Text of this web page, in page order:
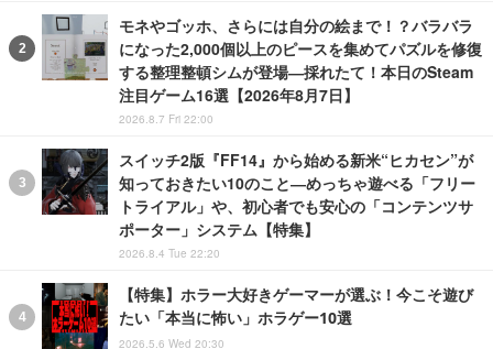
モネやゴッホ、さらには自分の絵まで！？バラバラ
になった2,000個以上のピースを集めてパズルを修復
する整理整頓シムが登場―採れたて！本日のSteam
注目ゲーム16選【2026年8月7日】
2026.8.7 Fri 22:00
スイッチ2版『FF14』から始める新米“ヒカセン”が
知っておきたい10のこと―めっちゃ遊べる「フリー
トライアル」や、初心者でも安心の「コンテンツサ
ポーター」システム【特集】
2026.8.4 Tue 22:20
【特集】ホラー大好きゲーマーが選ぶ！今こそ遊び
たい「本当に怖い」ホラゲー10選
2026.5.6 Wed 20:30